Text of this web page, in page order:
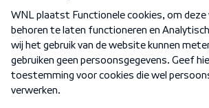
Nieuwsbrief
Word Lid